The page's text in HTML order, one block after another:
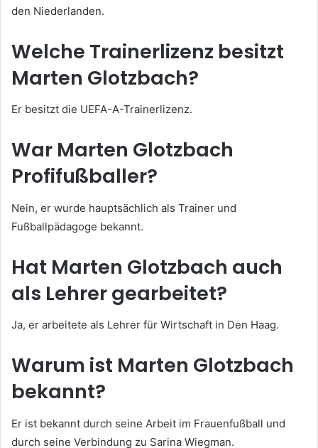
den Niederlanden.
Welche Trainerlizenz besitzt
Marten Glotzbach?
Er besitzt die UEFA-A-Trainerlizenz.
War Marten Glotzbach
Profifußballer?
Nein, er wurde hauptsächlich als Trainer und
Fußballpädagoge bekannt.
Hat Marten Glotzbach auch
als Lehrer gearbeitet?
Ja, er arbeitete als Lehrer für Wirtschaft in Den Haag.
Warum ist Marten Glotzbach
bekannt?
Er ist bekannt durch seine Arbeit im Frauenfußball und
durch seine Verbindung zu Sarina Wiegman.